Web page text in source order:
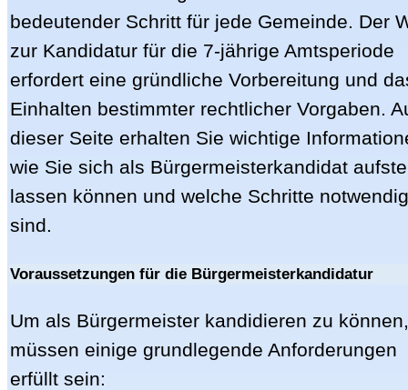
bedeutender Schritt für jede Gemeinde. Der
zur Kandidatur für die 7-jährige Amtsperiode
erfordert eine gründliche Vorbereitung und
Einhalten bestimmter rechtlicher Vorgaben.
dieser Seite erhalten Sie wichtige
wie Sie sich als Bürgermeisterkandidat
lassen können und welche Schritte notwendig
sind.
Voraussetzungen für die Bürgermeisterkandidatur
Um als Bürgermeister kandidieren zu können,
müssen einige grundlegende Anforderungen
erfüllt sein: